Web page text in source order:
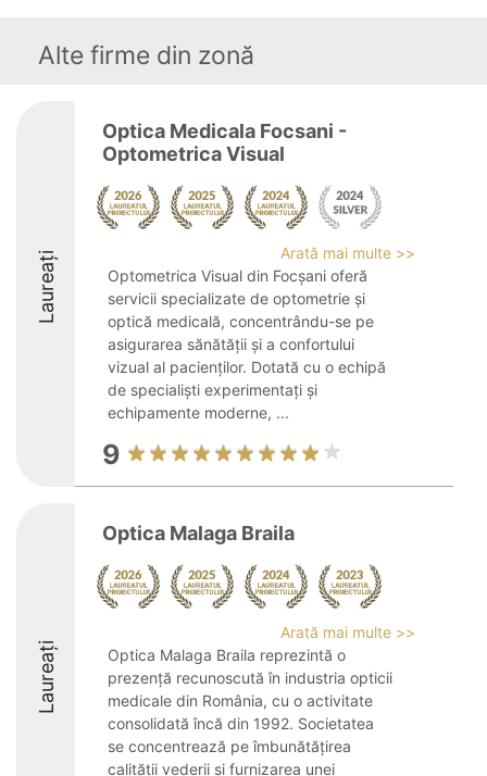
Alte firme din zonă
Laureați
Optica Medicala Focsani -
Optometrica Visual
Arată mai multe >>
Optometrica Visual din Focșani oferă
servicii specializate de optometrie și
optică medicală, concentrându-se pe
asigurarea sănătății și a confortului
vizual al pacienților. Dotată cu o echipă
de specialiști experimentați și
echipamente moderne, ...
9
Laureați
Optica Malaga Braila
Arată mai multe >>
Optica Malaga Braila reprezintă o
prezență recunoscută în industria opticii
medicale din România, cu o activitate
consolidată încă din 1992. Societatea
se concentrează pe îmbunătățirea
calității vederii și furnizarea unei